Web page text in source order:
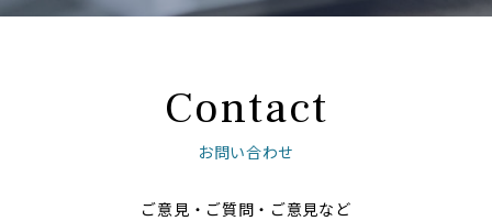
Contact
お問い合わせ
ご意見・ご質問・ご意見など